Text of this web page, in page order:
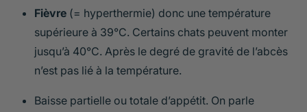
Fièvre (= hyperthermie) donc une température
supérieure à 39°C. Certains chats peuvent monter
jusqu’à 40°C. Après le degré de gravité de l’abcès
n’est pas lié à la température.
Baisse partielle ou totale d’appétit. On parle